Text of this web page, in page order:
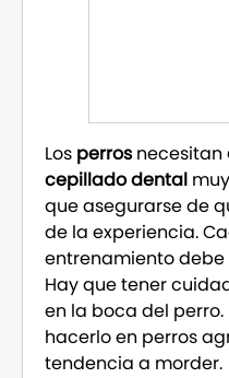
Los perrosnecesitan
cepillado dental
que asegurarse de
de la experiencia.
entrenamiento
Hay que tener
en la boca del
hacerlo en perros
tendencia a morder.